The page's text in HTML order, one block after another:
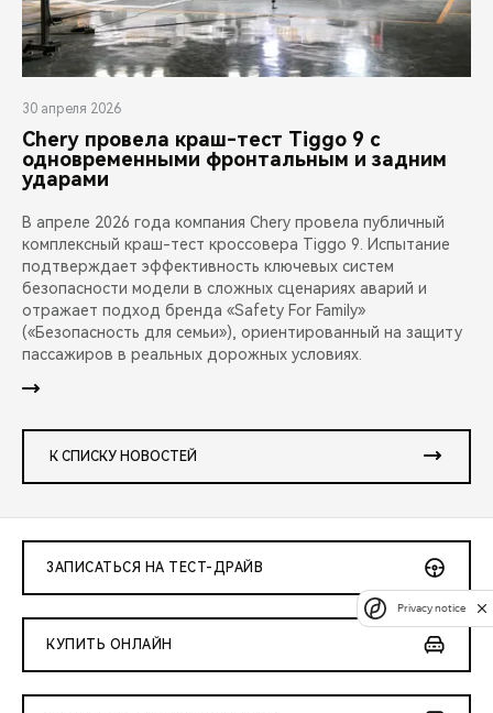
30 апреля 2026
Chery провела краш-тест Tiggo 9 с
одновременными фронтальным и задним
ударами
В апреле 2026 года компания Chery провела публичный
комплексный краш-тест кроссовера Tiggo 9. Испытание
подтверждает эффективность ключевых систем
безопасности модели в сложных сценариях аварий и
отражает подход бренда «Safety For Family»
(«Безопасность для семьи»), ориентированный на защиту
пассажиров в реальных дорожных условиях.
К СПИСКУ НОВОСТЕЙ
ЗАПИСАТЬСЯ НА ТЕСТ-ДРАЙВ
КУПИТЬ ОНЛАЙН
Privacy notice